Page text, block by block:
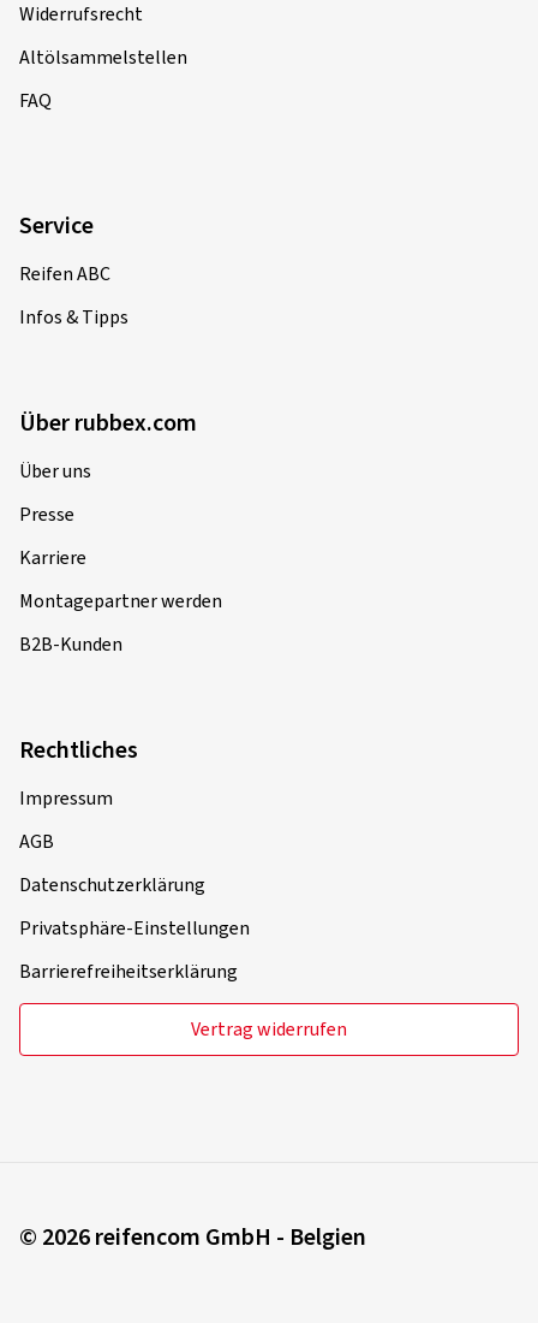
Widerrufsrecht
Altölsammelstellen
FAQ
Service
Reifen ABC
Infos & Tipps
Über rubbex.com
Über uns
Presse
Karriere
Montagepartner werden
B2B-Kunden
Rechtliches
Impressum
AGB
Datenschutzerklärung
Privatsphäre-Einstellungen
Barrierefreiheitserklärung
Vertrag widerrufen
© 2026 reifencom GmbH - Belgien